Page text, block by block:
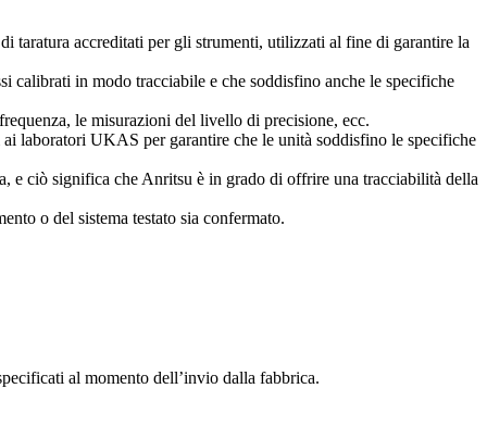
taratura accreditati per gli strumenti, utilizzati al fine di garantire la
calibrati in modo tracciabile e che soddisfino anche le specifiche
le misurazioni del livello di precisione, ecc.
laboratori UKAS per garantire che le unità soddisfino le specifiche
e ciò significa che Anritsu è in grado di offrire una tracciabilità della
o del sistema testato sia confermato.
al momento dell’invio dalla fabbrica.